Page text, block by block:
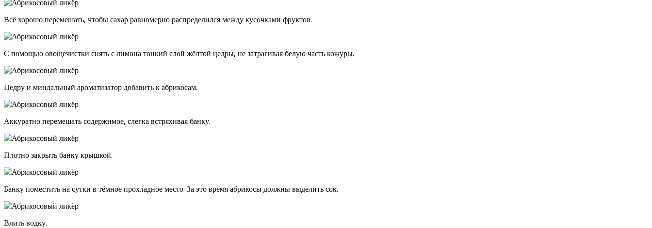
Всё хорошо перемешать, чтобы сахар равномерно распределился между кусочками фруктов.
С помощью овощечистки снять с лимона тонкий слой жёлтой цедры, не затрагивая белую часть кожуры.
Цедру и миндальный ароматизатор добавить к абрикосам.
Аккуратно перемешать содержимое, слегка встряхивая банку.
Плотно закрыть банку крышкой.
Банку поместить на сутки в тёмное прохладное место. За это время абрикосы должны выделить сок.
Влить водку.